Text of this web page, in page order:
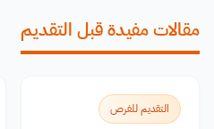
مقالات مفيدة قبل التقديم
التقديم للفرص